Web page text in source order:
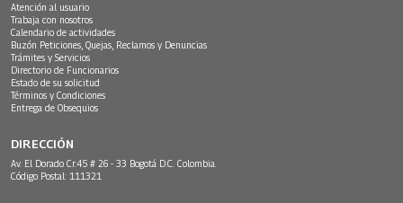
Atención al usuario
Trabaja con nosotros
Calendario de actividades
Buzón Peticiones, Quejas, Reclamos y Denuncias
Trámites y Servicios
Directorio de Funcionarios
Estado de su solicitud
Términos y Condiciones
Entrega de Obsequios
DIRECCIÓN
Av. El Dorado Cr.45 # 26 - 33 Bogotá D.C. Colombia.
Código Postal: 111321